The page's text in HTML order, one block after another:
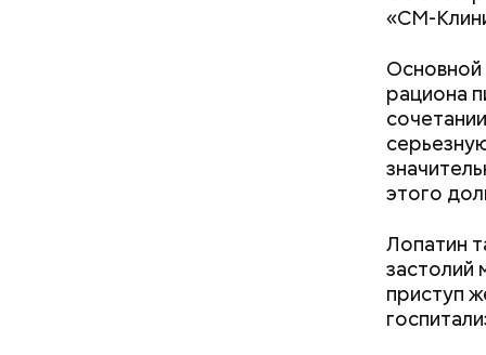
«СМ-
Основной
рациона
этого
Лопатин
застолий
приступ
—
Однако
полезна.